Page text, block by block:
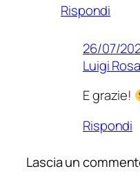
Rispondi
26/07/
Luigi Rosa
E grazie!
Rispondi
Lascia un